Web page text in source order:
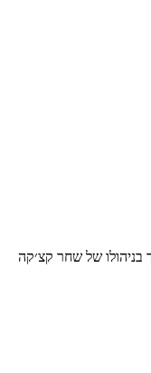
בניהולו של שחר קצ׳קה